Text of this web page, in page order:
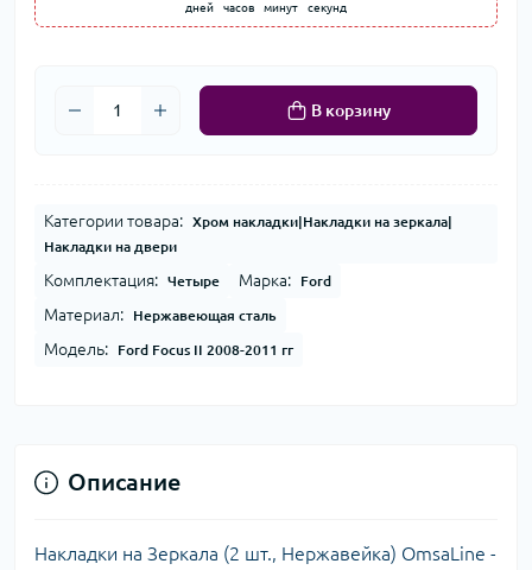
дней часов минут секунд
В корзину
Категории товара:
Хром накладки|Накладки на зеркала|
Накладки на двери
Комплектация: Четыре Марка: Ford
Материал: Нержавеющая сталь
Модель: Ford Focus II 2008-2011 гг
Описание
Накладки на Зеркала (2 шт., Нержавейка) OmsaLine -